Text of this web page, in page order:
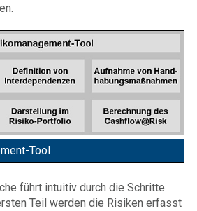
Tool
führt intuitiv durch die Schritte
Teil werden die Risiken erfasst